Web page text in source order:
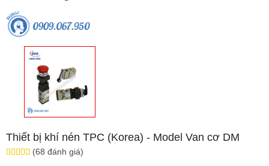
Thiết bị khí nén TPC (Korea) - Model Van cơ DM
(68 đánh giá)